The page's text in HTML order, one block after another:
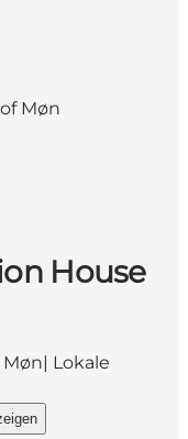
House
Lokale
House of Møn"
House of Møn